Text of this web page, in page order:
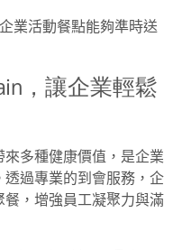
業活動餐點能夠準時送
，讓企業輕鬆
多種健康價值，是企業
透過專業的到會服務 ，企
餐 ，增強員工凝聚力與滿